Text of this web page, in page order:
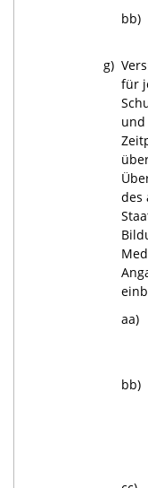
bb)
g)
für
des
aa)
bb)